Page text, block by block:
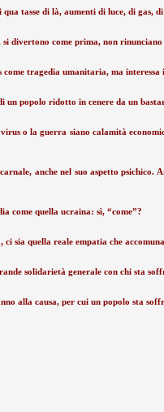
tasse di là, aumenti di luce, di gas,
divertono come prima, non
come tragedia umanitaria, ma
un popolo ridotto in cenere da un
o la guerra siano calamità
anche nel suo aspetto
come quella ucraina: sì, “come”?
sia quella reale empatia che
solidarietà generale con chi sta
alla causa, per cui un popolo sta